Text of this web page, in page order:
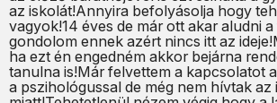
az iskolát!Annyira befolyásolja hogy
vagyok!14 éves de már ott akar aludni
gondolom ennek azért nincs itt az
ha ezt én engedném akkor bejárna
tanulna is!Már felvettem a kapcsolatot
a pszihológussal de még nem hívtak az